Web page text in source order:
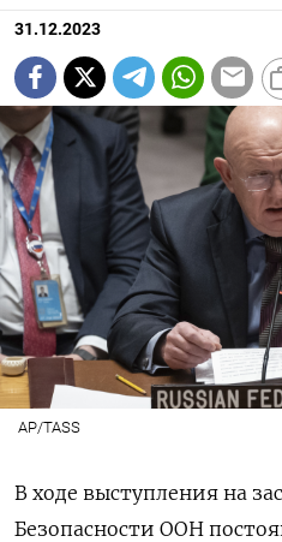
31.12.2023
AP/TASS
В ходе выступления на
Безопасности ООН